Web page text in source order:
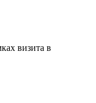
визита в